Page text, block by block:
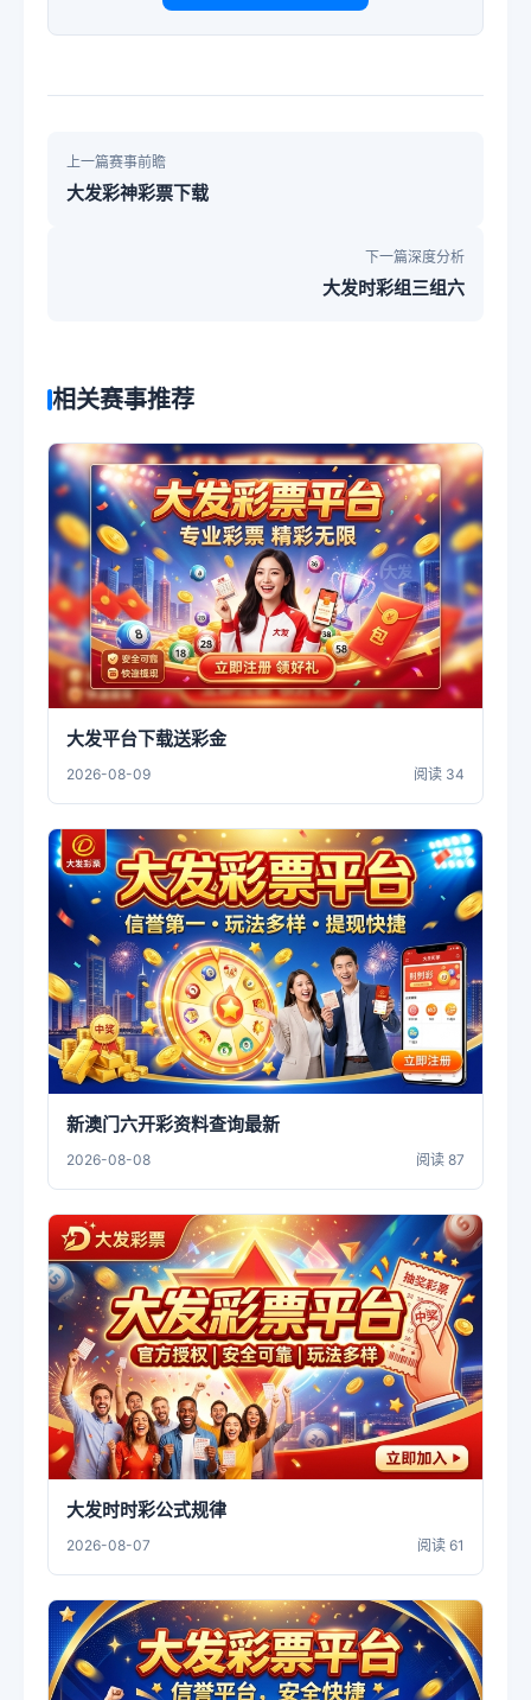
上一篇赛事前瞻
大发彩神彩票下载
下一篇深度分析
大发时彩组三组六
相关赛事推荐
大发平台下载送彩金
2026-08-09 阅读 34
新澳门六开彩资料查询最新
2026-08-08 阅读 87
大发时时彩公式规律
2026-08-07 阅读 61